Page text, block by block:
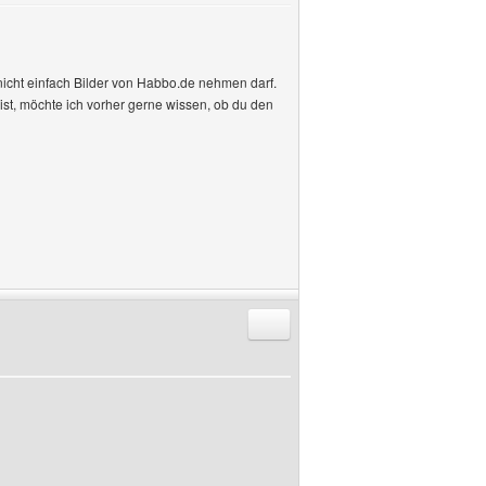
einfach Bilder von Habbo.de nehmen darf.
möchte ich vorher gerne wissen, ob du den